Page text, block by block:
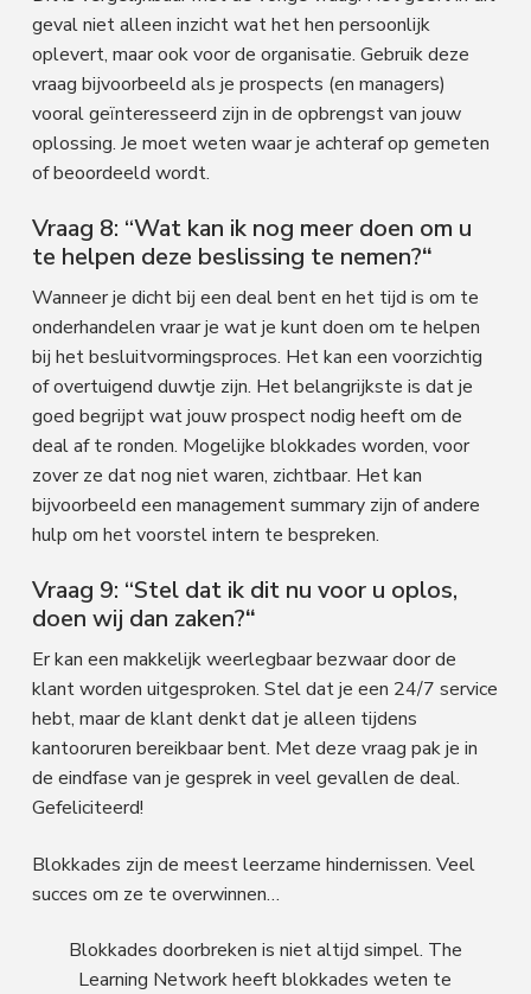
geval niet alleen inzicht wat het hen persoonlijk
oplevert, maar ook voor de organisatie. Gebruik deze
vraag bijvoorbeeld als je prospects (en managers)
vooral geïnteresseerd zijn in de opbrengst van jouw
oplossing. Je moet weten waar je achteraf op gemeten
of beoordeeld wordt.
Vraag 8: “Wat kan ik nog meer doen om u
te helpen deze beslissing te nemen?“
Wanneer je dicht bij een deal bent en het tijd is om te
onderhandelen vraar je wat je kunt doen om te helpen
bij het besluitvormingsproces. Het kan een voorzichtig
of overtuigend duwtje zijn. Het belangrijkste is dat je
goed begrijpt wat jouw prospect nodig heeft om de
deal af te ronden. Mogelijke blokkades worden, voor
zover ze dat nog niet waren, zichtbaar. Het kan
bijvoorbeeld een management summary zijn of andere
hulp om het voorstel intern te bespreken.
Vraag 9: “Stel dat ik dit nu voor u oplos,
doen wij dan zaken?“
Er kan een makkelijk weerlegbaar bezwaar door de
klant worden uitgesproken. Stel dat je een 24/7 service
hebt, maar de klant denkt dat je alleen tijdens
kantooruren bereikbaar bent. Met deze vraag pak je in
de eindfase van je gesprek in veel gevallen de deal.
Gefeliciteerd!
Blokkades zijn de meest leerzame hindernissen. Veel
succes om ze te overwinnen…
Blokkades doorbreken is niet altijd simpel. The
Learning Network heeft blokkades weten te